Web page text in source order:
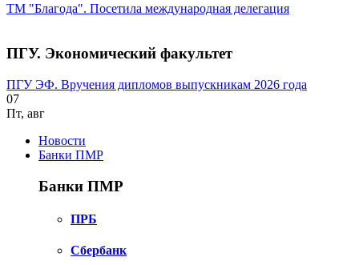
ТМ "Благода". Посетила международная делегация
ПГУ. Экономический факультет
ПГУ ЭФ. Вручения дипломов выпускникам 2026 года
07
Пт, авг
Новости
Банки ПМР
Банки ПМР
ПРБ
Сбербанк